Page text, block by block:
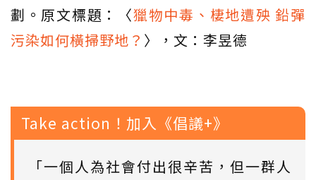
劃。原文標題：〈獵物中毒、棲地遭殃 鉛彈
污染如何橫掃野地？ 〉，文：李昱德
Take action！加入《倡議+》
「一個人為社會付出很辛苦，但一群人